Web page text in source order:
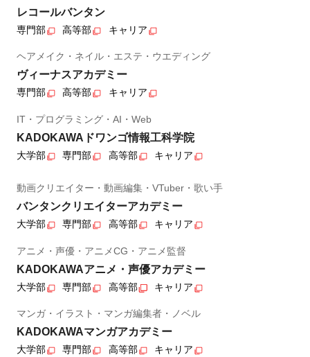
レコールバンタン
専門部 高等部 キャリア
ヘアメイク・ネイル・エステ・ウエディング
ヴィーナスアカデミー
専門部 高等部 キャリア
IT・プログラミング・AI・Web
KADOKAWAドワンゴ情報工科学院
大学部 専門部 高等部 キャリア
動画クリエイター・動画編集・VTuber・歌い手
バンタンクリエイターアカデミー
大学部 専門部 高等部 キャリア
アニメ・声優・アニメCG・アニメ監督
KADOKAWAアニメ・声優アカデミー
大学部 専門部 高等部 キャリア
マンガ・イラスト・マンガ編集者・ノベル
KADOKAWAマンガアカデミー
大学部 専門部 高等部 キャリア